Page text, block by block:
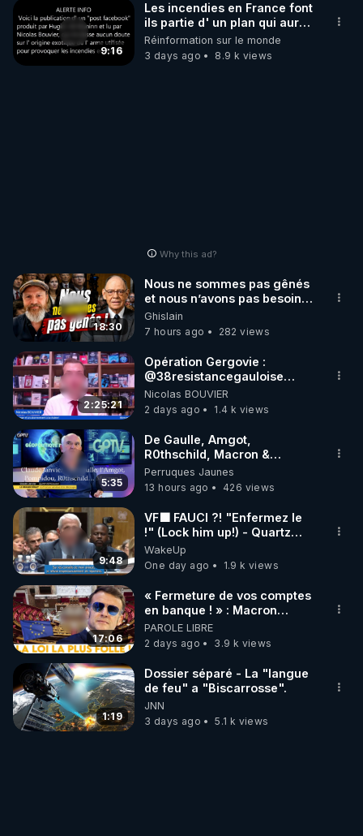
9:16
Les incendies en France font
ils partie d' un plan qui aurait
débuté le 11 septembre 2001
?
Réinformation sur le monde
3 days ago
8.9 k views
Why this ad?
18:30
Nous ne sommes pas gênés
et nous n’avons pas besoin
de nous excuser ! #jw
#jehovah #collegecentral
Ghislain
7 hours ago
282 views
2:25:21
Opération Gergovie :
‪@38resistancegauloise‬
‪@MarionSigautOfficiel‬
‪@gladysriifard5710‬ Laëtitia
Nicolas BOUVIER
2 days ago
1.4 k views
5:35
De Gaulle, Amgot,
R0thschild, Macron &
Pompidou… Macron Claude
Janvier, GPTV, 18 X 2024
Perruques Jaunes
13 hours ago
426 views
9:48
VF🟩 FAUCI ?! "Enfermez le
!" (Lock him up!) - Quartz
Traduction
WakeUp
One day ago
1.9 k views
17:06
« Fermeture de vos comptes
en banque ! » : Macron
impose une loi folle !
PAROLE LIBRE
2 days ago
3.9 k views
1:19
Dossier séparé - La "langue
de feu" a "Biscarrosse".
JNN
3 days ago
5.1 k views